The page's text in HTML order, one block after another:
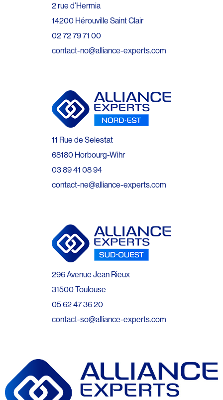
2 rue d’Hermia
14200 Hérouville Saint Clair
02 72 79 71 00
contact-no@alliance-experts.com
11 Rue de Selestat
68180 Horbourg-Wihr
03 89 41 08 94
contact-ne@alliance-experts.com
296 Avenue Jean Rieux
31500 Toulouse
05 62 47 36 20
contact-so@alliance-experts.com